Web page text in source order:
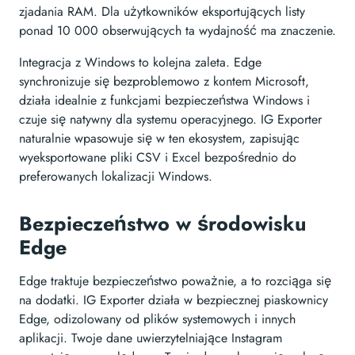
zjadania RAM. Dla użytkowników eksportujących listy
ponad 10 000 obserwujących ta wydajność ma znaczenie.
Integracja z Windows to kolejna zaleta. Edge
synchronizuje się bezproblemowo z kontem Microsoft,
działa idealnie z funkcjami bezpieczeństwa Windows i
czuje się natywny dla systemu operacyjnego. IG Exporter
naturalnie wpasowuje się w ten ekosystem, zapisując
wyeksportowane pliki CSV i Excel bezpośrednio do
preferowanych lokalizacji Windows.
Bezpieczeństwo w środowisku
Edge
Edge traktuje bezpieczeństwo poważnie, a to rozciąga się
na dodatki. IG Exporter działa w bezpiecznej piaskownicy
Edge, odizolowany od plików systemowych i innych
aplikacji. Twoje dane uwierzytelniające Instagram